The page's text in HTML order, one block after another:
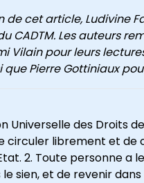
cet article, Ludivine
CADTM. Les auteurs
Vilain pour leurs
Pierre Gottiniaux
Universelle des Droits de
circuler librement et de
2. Toute personne a
sien, et de revenir dans